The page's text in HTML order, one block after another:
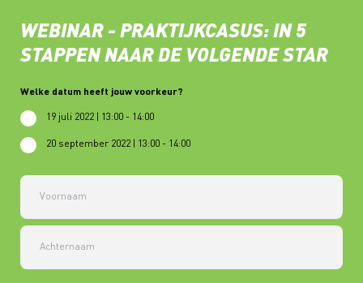
WEBINAR - PRAKTIJKCASUS: IN 5
STAPPEN NAAR DE VOLGENDE STAR
Welke datum heeft jouw voorkeur?
19 juli 2022 | 13:00 - 14:00
20 september 2022 | 13:00 - 14:00
Voornaam
Achternaam